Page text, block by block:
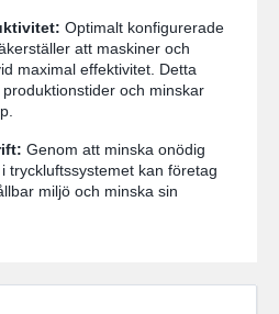
Optimalt konfigurerade
att maskiner och
maximal effektivitet. Detta
och minskar
Genom att minska onödig
tryckluftssystemet kan företag
miljö och minska sin